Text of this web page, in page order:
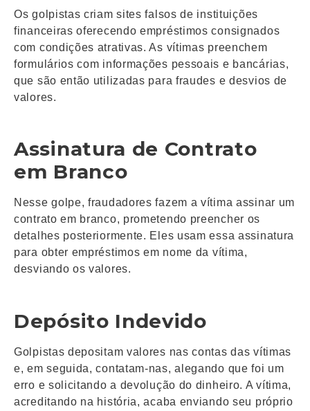
Os golpistas criam sites falsos de instituições
financeiras oferecendo empréstimos consignados
com condições atrativas. As vítimas preenchem
formulários com informações pessoais e bancárias,
que são então utilizadas para fraudes e desvios de
valores.
Assinatura de Contrato
em Branco
Nesse golpe, fraudadores fazem a vítima assinar um
contrato em branco, prometendo preencher os
detalhes posteriormente. Eles usam essa assinatura
para obter empréstimos em nome da vítima,
desviando os valores.
Depósito Indevido
Golpistas depositam valores nas contas das vítimas
e, em seguida, contatam-nas, alegando que foi um
erro e solicitando a devolução do dinheiro. A vítima,
acreditando na história, acaba enviando seu próprio